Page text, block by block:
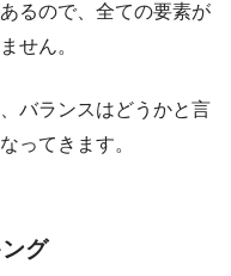
るので、全ての要素が
せん。
バランスはどうかと言
ってきます。
グ